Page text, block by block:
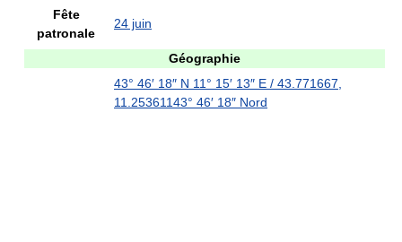
Fête
patronale
24 juin
Géographie
43° 46′ 18″ N 11° 15′ 13″ E / 43.771667
11.25361143° 46′ 18″ Nord